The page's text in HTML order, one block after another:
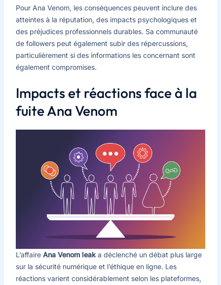
Pour Ana Venom, les conséquences peuvent inclure des
atteintes à la réputation, des impacts psychologiques et
des préjudices professionnels durables. Sa communauté
de followers peut également subir des répercussions,
particulièrement si des informations les concernant sont
également compromises.
Impacts et réactions face à la
fuite Ana Venom
L’affaire Ana Venom leaka déclenché un débat plus large
sur la sécurité numérique et l’éthique en ligne. Les
réactions varient considérablement selon les plateformes,